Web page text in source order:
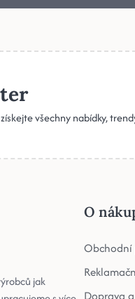
všechny nabídky,
jak
O